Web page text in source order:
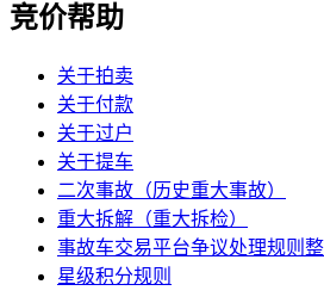
竞价帮助
关于拍卖
关于付款
关于过户
关于提车
二次事故（历史重大事故）
重大拆解（重大拆检）
事故车交易平台争议处理规则
星级积分规则